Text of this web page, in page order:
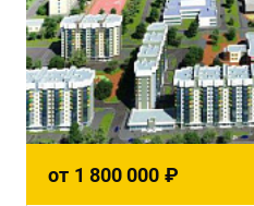
от 1 800 000 ₽